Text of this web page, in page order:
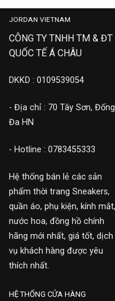
JORDAN VIETNAM
CÔNG TY TNHH TM & ĐT
QUỐC TẾ Á CHÂU
DKKD : 0109539054
- Địa chỉ : 70 Tây Sơn, Đống
Đa HN
- Hotline : 0783455333
Hệ thống bán lẻ các sản
phẩm thời trang Sneakers,
quần áo, phụ kiện, kính mắt,
nước hoa, đồng hồ chính
hãng mới nhất, giá tốt, dịch
vụ khách hàng được yêu
thích nhất.
HỆ THỐNG CỬA HÀNG